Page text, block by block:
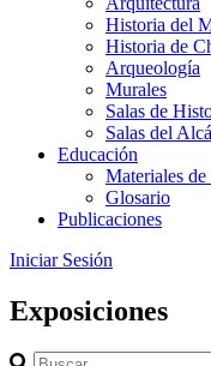
Historia del
Historia de
Arqueología
Murales
Salas de
Salas del
Educación
Materiales
Glosario
Publicaciones
Iniciar Sesión
Exposiciones